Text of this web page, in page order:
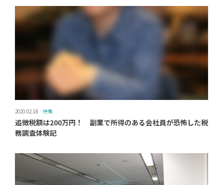
2020.02.18 特集
追徴税額は200万円！ 副業で所得のある会社員が恐怖した税
務調査体験記